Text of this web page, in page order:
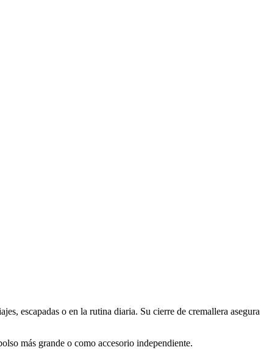
escapadas o en la rutina diaria. Su cierre de cremallera
más grande o como accesorio independiente.